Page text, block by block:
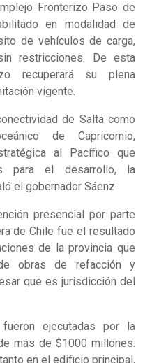
Fronterizo Paso de
en modalidad de
de vehículos de carga,
restricciones. De esta
recuperará su plena
vigente.
de Salta como
de Capricornio,
al Pacífico que
para el desarrollo, la
el gobernador Sáenz.
presencial por parte
de Chile fue el resultado
de la provincia que
obras de refacción y
que es jurisdicción del
ejecutadas por la
más de $1000 millones.
en el edificio principal,